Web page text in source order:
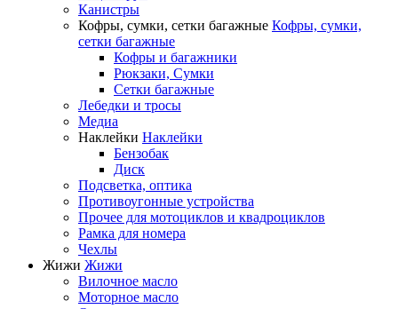
Канистры
Кофры, сумки, сетки багажные Кофры, сумки,
сетки багажные
Кофры и багажники
Рюкзаки, Сумки
Сетки багажные
Лебедки и тросы
Медиа
Наклейки Наклейки
Бензобак
Диск
Подсветка, оптика
Противоугонные устройства
Прочее для мотоциклов и квадроциклов
Рамка для номера
Чехлы
Жижи Жижи
Вилочное масло
Моторное масло